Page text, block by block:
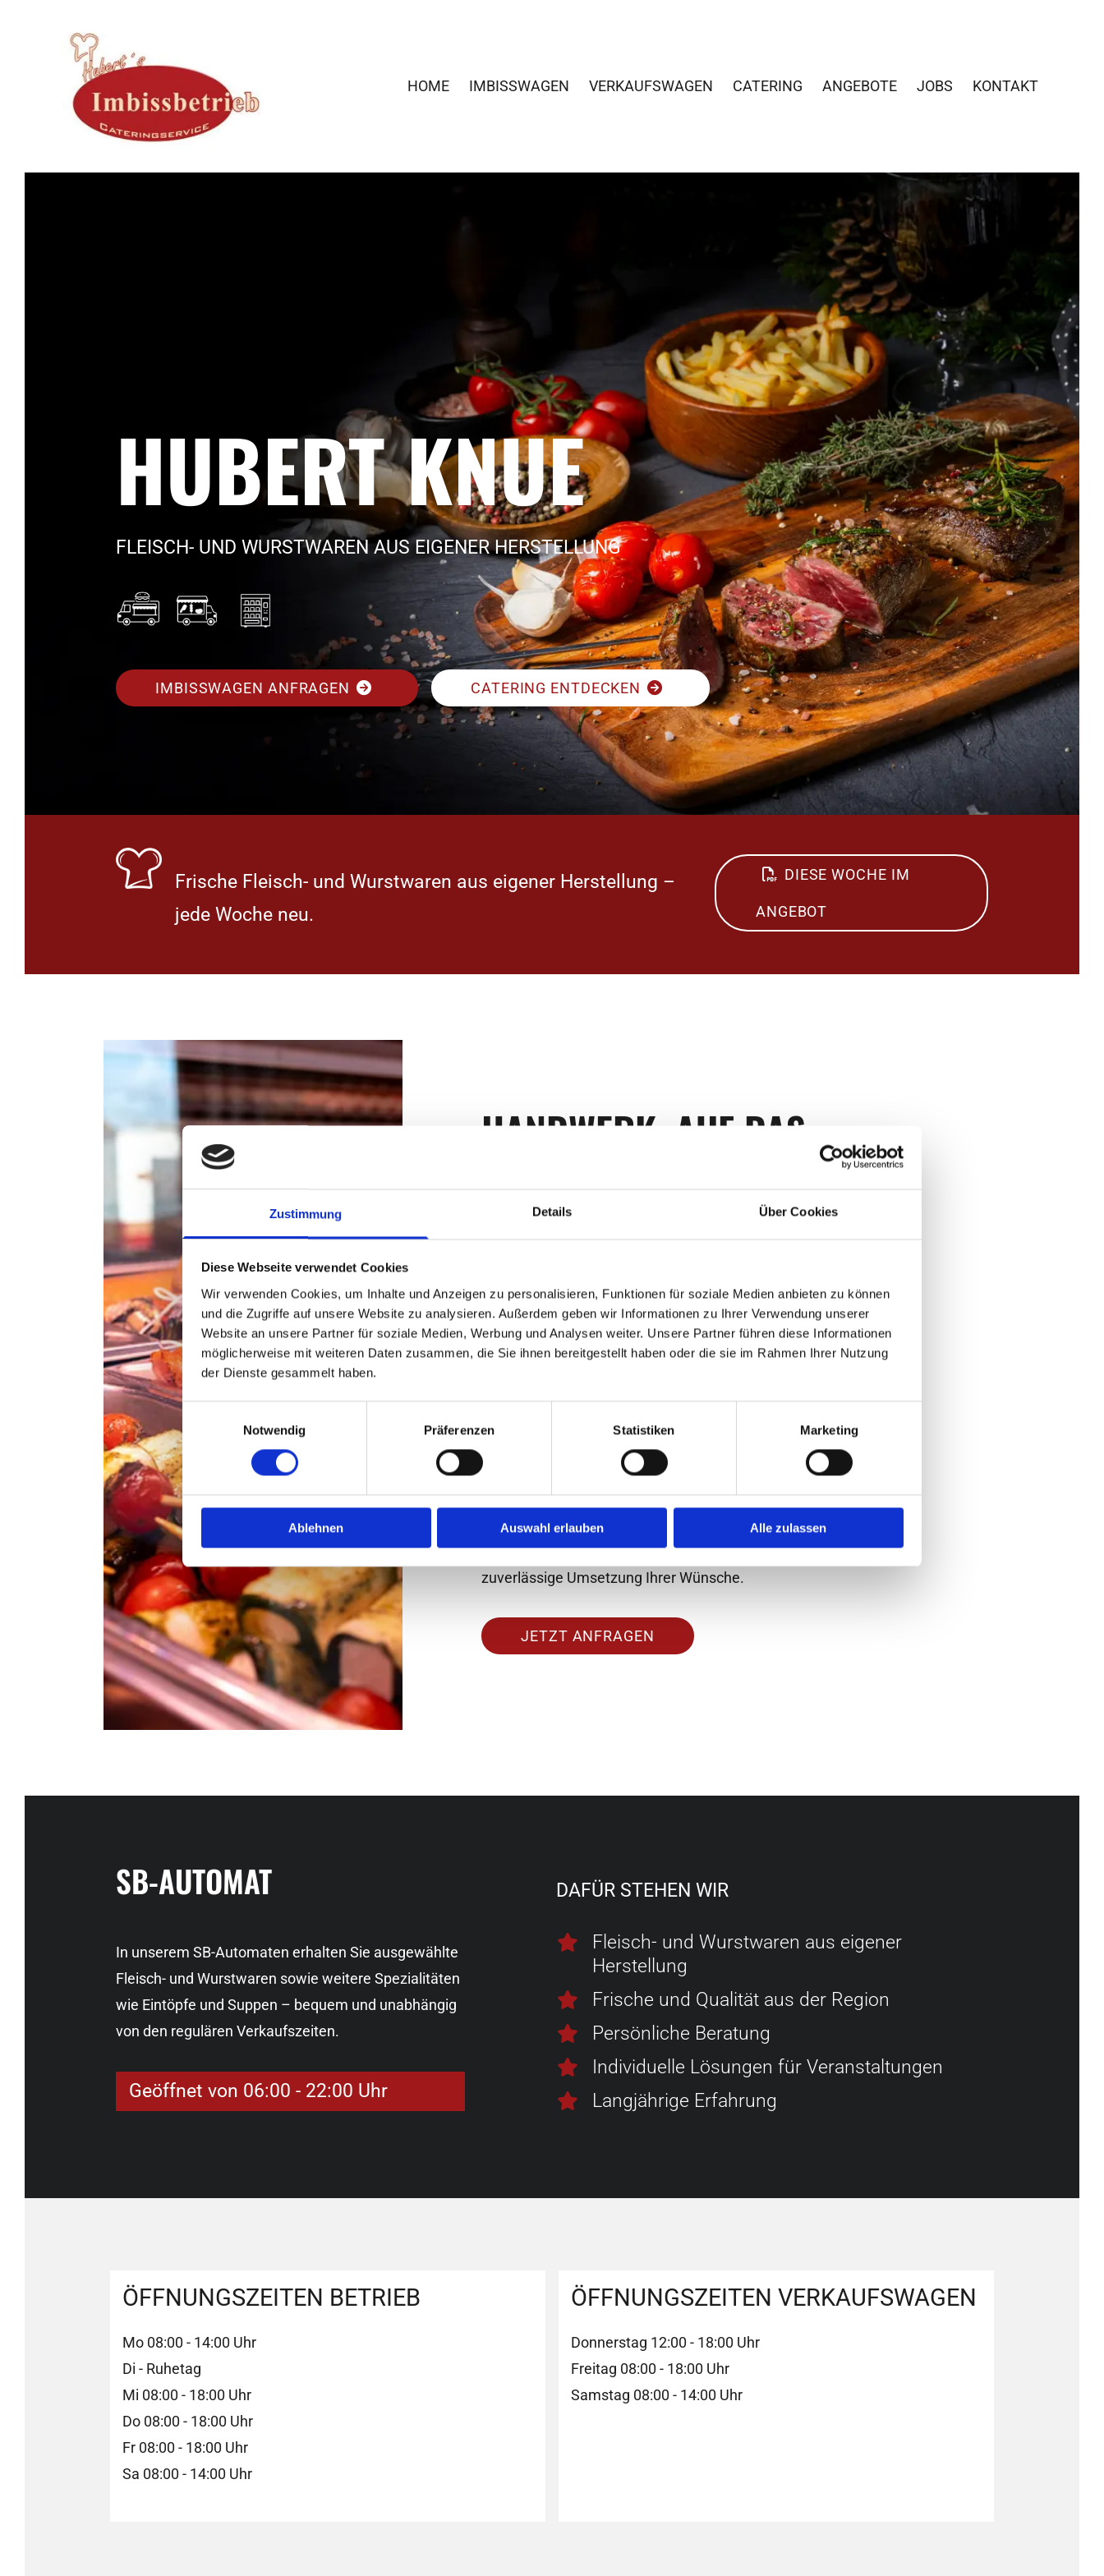
Zustimmung Details Über Cookies
Diese Webseite verwendet Cookies
Wir verwenden Cookies, um Inhalte und Anzeigen zu personalisieren, Funktionen für soziale Medien anbieten zu können
und die Zugriffe auf unsere Website zu analysieren. Außerdem geben wir Informationen zu Ihrer Verwendung unserer
Website an unsere Partner für soziale Medien, Werbung und Analysen weiter. Unsere Partner führen diese Informationen
möglicherweise mit weiteren Daten zusammen, die Sie ihnen bereitgestellt haben oder die sie im Rahmen Ihrer Nutzung
der Dienste gesammelt haben.
Einwilligungsauswahl
Notwendig
Präferenzen Statistiken Marketing
Ablehnen Auswahl erlauben Alle zulassen
HOME IMBISSWAGEN VERKAUFSWAGEN CATERING ANGEBOTE JOBS KONTAKT
HUBERT KNUE
FLEISCH- UND WURSTWAREN AUS EIGENER HERSTELLUNG
IMBISSWAGEN ANFRAGEN CATERING ENTDECKEN
Frische Fleisch- und Wurstwaren aus eigener Herstellung –
jede Woche neu.
DIESE WOCHE IM
ANGEBOT
HANDWERK, AUF DAS
MAN SICH VERLASSEN
KANN
Fleisch- und Wurstwaren aus eigener Herstellung. Mit
handwerklichem Können, Erfahrung und viel Sorgfalt
entstehen Produkte, die unsere Kunden schätzen – ob
Verkaufswagen
bieten wir mit dem
Imbisswagen
SB-Automaten
saisonalen
Catering-Angebotenvielfältige Möglichkeiten, Qualität
und Service aus einer Hand zu genießen. Dabei legen
wir großen Wert auf persönliche Betreuung und eine
zuverlässige Umsetzung Ihrer Wünsche.
JETZT ANFRAGEN
SB-AUTOMAT
In unserem SB-Automaten erhalten Sie ausgewählte
Fleisch- und Wurstwaren sowie weitere Spezialitäten
wie Eintöpfe und Suppen – bequem und unabhängig
von den regulären Verkaufszeiten.
Geöffnet von 06:00 - 22:00 Uhr
DAFÜR STEHEN WIR
Fleisch- und Wurstwaren aus eigener
Herstellung
Frische und Qualität aus der Region
Persönliche Beratung
Individuelle Lösungen für Veranstaltungen
Langjährige Erfahrung
ÖFFNUNGSZEITEN BETRIEB
Mo 08:00 - 14:00 Uhr
Di - Ruhetag
Mi 08:00 - 18:00 Uhr
Do 08:00 - 18:00 Uhr
Fr 08:00 - 18:00 Uhr
Sa 08:00 - 14:00 Uhr
ÖFFNUNGSZEITEN VERKAUFSWAGEN
Donnerstag 12:00 - 18:00 Uhr
Freitag 08:00 - 18:00 Uhr
Samstag 08:00 - 14:00 Uhr